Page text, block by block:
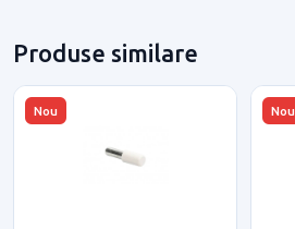
Produse similare
Nou Nou